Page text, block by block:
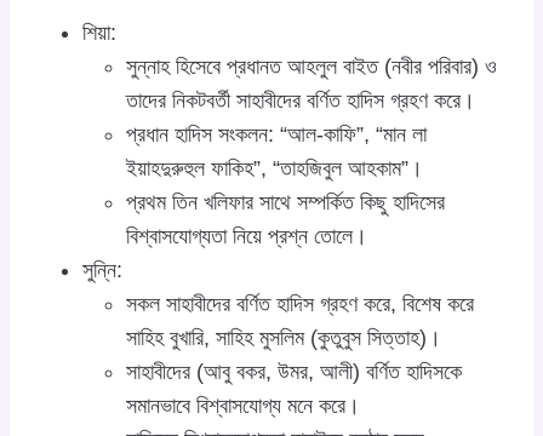
শিয়া:
সুন্নাহ হিসেবে প্রধানত আহলুল বাইত (নবীর পরিবার) ও
তাদের নিকটবর্তী সাহাবীদের বর্ণিত হাদিস গ্রহণ করে।
প্রধান হাদিস সংকলন: “আল-কাফি”, “মান লা
ইয়াহদুরুহুল ফাকিহ”, “তাহজিবুল আহকাম”।
প্রথম তিন খলিফার সাথে সম্পর্কিত কিছু হাদিসের
বিশ্বাসযোগ্যতা নিয়ে প্রশ্ন তোলে।
সুন্নি:
সকল সাহাবীদের বর্ণিত হাদিস গ্রহণ করে, বিশেষ করে
সাহিহ বুখারি, সাহিহ মুসলিম (কুতুবুস সিত্তাহ)।
সাহাবীদের (আবু বকর, উমর, আলী) বর্ণিত হাদিসকে
সমানভাবে বিশ্বাসযোগ্য মনে করে।